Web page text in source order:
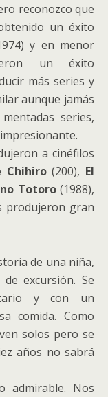
reconozco que
un éxito
y en menor
un éxito
más series y
aunque jamás
series,
a cinéfilos
Chihiro(200), El
Totoro(1988),
produjeron gran
de una niña,
excursión. Se
y con un
comida. Como
solos pero se
años no sabrá
admirable. Nos